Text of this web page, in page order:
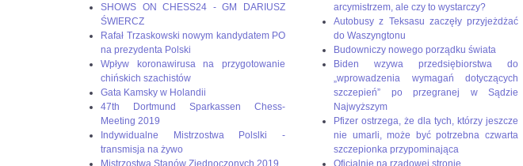
SHOWS ON CHESS24 - GM DARIUSZ
ŚWIERCZ
Rafał Trzaskowski nowym kandydatem PO
na prezydenta Polski
Wpływ koronawirusa na przygotowanie
chińskich szachistów
Gata Kamsky w Holandii
47th Dortmund Sparkassen Chess-
Meeting 2019
Indywidualne Mistrzostwa Polslki -
transmisja na żywo
Mistrzostwa Stanów Zjednoczonych 2019
arcymistrzem, ale czy to wystarczy?
Autobusy z Teksasu zaczęły przyjeżdżać
do Waszyngtonu
Budowniczy nowego porządku świata
Biden wzywa przedsiębiorstwa do
„wprowadzenia wymagań dotyczących
szczepień” po przegranej w Sądzie
Najwyższym
Pfizer ostrzega, że dla tych, którzy jeszcze
nie umarli, może być potrzebna czwarta
szczepionka przypominająca
Oficjalnie na rządowej stronie